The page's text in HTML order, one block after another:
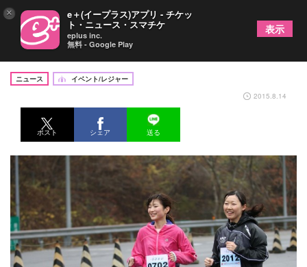
“美走女”大歓迎！日光ハイウェイマラソン募集開始
ニュース
イベント/レジャー
2015.8.14
ポスト シェア 送る
× e＋(イープラス)アプリ - チケッ
ト・ニュース・スマチケ
eplus inc.
無料 - Google Play
表示